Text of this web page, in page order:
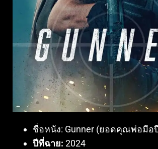
ชื่อหนัง: Gunner (ยอดคุณพ่อมือ
ปีที่ฉาย: 2024